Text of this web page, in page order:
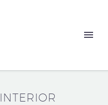
INTERIOR